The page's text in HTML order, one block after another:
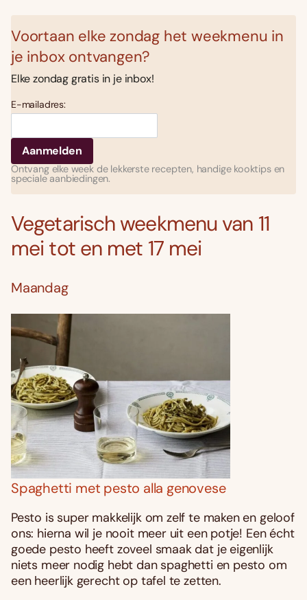
Voortaan elke zondag het weekmenu in
je inbox ontvangen?
Elke zondag gratis in je inbox!
E-mailadres:
Ontvang elke week de lekkerste recepten, handige kooktips en
speciale aanbiedingen.
Vegetarisch weekmenu van 11
mei tot en met 17 mei
Maandag
Spaghetti met pesto alla genovese
Pesto is super makkelijk om zelf te maken en geloof
ons: hierna wil je nooit meer uit een potje! Een écht
goede pesto heeft zoveel smaak dat je eigenlijk
niets meer nodig hebt dan spaghetti en pesto om
een heerlijk gerecht op tafel te zetten.